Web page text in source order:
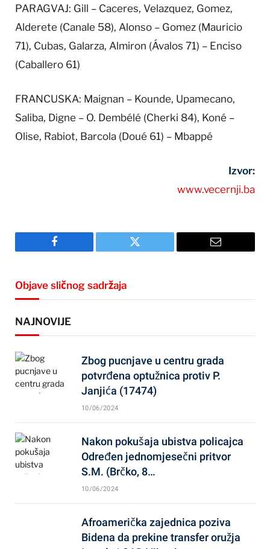
PARAGVAJ: Gill – Caceres, Velazquez, Gomez,
Alderete (Canale 58), Alonso – Gomez (Mauricio
71), Cubas, Galarza, Almiron (Ávalos 71) – Enciso
(Caballero 61)
FRANCUSKA: Maignan – Kounde, Upamecano,
Saliba, Digne – O. Dembélé (Cherki 84), Koné –
Olise, Rabiot, Barcola (Doué 61) – Mbappé
Izvor:
www.vecernji.ba
Facebook Twitter Email
Objave sličnog sadržaja
NAJNOVIJE
Zbog pucnjave u centru grada
potvrđena optužnica protiv P.
Janjića (17474)
10/06/2024
Nakon pokušaja ubistva policajca
Određen jednomjesečni pritvor
S.M. (Brčko, 8…
10/06/2024
Afroamerička zajednica poziva
Bidena da prekine transfer oružja